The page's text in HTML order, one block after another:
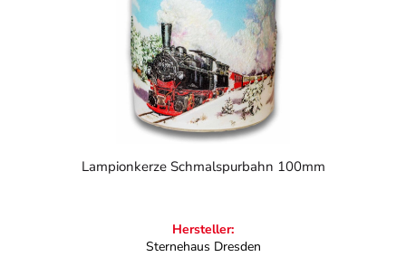
Lampionkerze Schmalspurbahn 100mm
Hersteller:
Sternehaus Dresden